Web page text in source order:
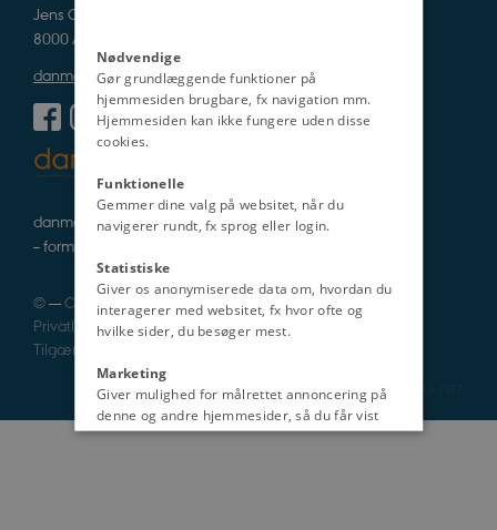
Jens Chr. Skous Vej 5
8000 Aarhus C
danmarkshistorien@cas.au.dk
danmarkshistorie i tekst, lyd og billede
– formidlet af fagfolk
©—Cookies
Privatlivspolitik
Tilgængelighedserklæring
Nødvendige
Gør grundlæggende funktioner på
hjemmesiden brugbare, fx navigation mm.
Hjemmesiden kan ikke fungere uden disse
cookies.
Funktionelle
Gemmer dine valg på websitet, når du
navigerer rundt, fx sprog eller login.
Statistiske
Giver os anonymiserede data om, hvordan du
interagerer med websitet, fx hvor ofte og
hvilke sider, du besøger mest.
Marketing
Giver mulighed for målrettet annoncering på
denne og andre hjemmesider, så du får vist
det indhold, der er mest relevant for dig.